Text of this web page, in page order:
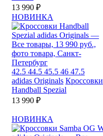
13 990 ₽
НОВИНКА
42.5 44.5 45.5 46 47.5
adidas Originals Кроссовки
Handball Spezial
13 990 ₽
НОВИНКА